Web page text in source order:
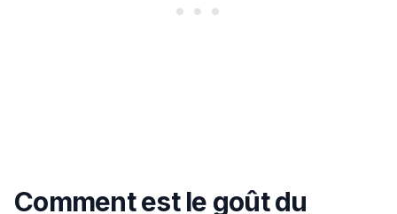
Comment est le goût du